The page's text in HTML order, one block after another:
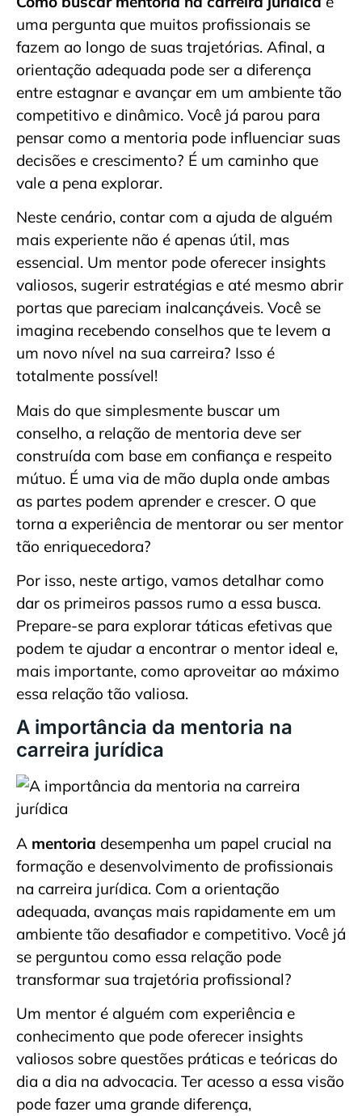
uma pergunta que muitos profissionais se
fazem ao longo de suas trajetórias. Afinal, a
orientação adequada pode ser a diferença
entre estagnar e avançar em um ambiente tão
competitivo e dinâmico. Você já parou para
pensar como a mentoria pode influenciar suas
decisões e crescimento? É um caminho que
vale a pena explorar.
Neste cenário, contar com a ajuda de alguém
mais experiente não é apenas útil, mas
essencial. Um mentor pode oferecer insights
valiosos, sugerir estratégias e até mesmo abrir
portas que pareciam inalcançáveis. Você se
imagina recebendo conselhos que te levem a
um novo nível na sua carreira? Isso é
totalmente possível!
Mais do que simplesmente buscar um
conselho, a relação de mentoria deve ser
construída com base em confiança e respeito
mútuo. É uma via de mão dupla onde ambas
as partes podem aprender e crescer. O que
torna a experiência de mentorar ou ser mentor
tão enriquecedora?
Por isso, neste artigo, vamos detalhar como
dar os primeiros passos rumo a essa busca.
Prepare-se para explorar táticas efetivas que
podem te ajudar a encontrar o mentor ideal e,
mais importante, como aproveitar ao máximo
essa relação tão valiosa.
A importância da mentoria na
carreira jurídica
A mentoria desempenha um papel crucial na
formação e desenvolvimento de profissionais
na carreira jurídica. Com a orientação
adequada, avanças mais rapidamente em um
ambiente tão desafiador e competitivo. Você já
se perguntou como essa relação pode
transformar sua trajetória profissional?
Um mentor é alguém com experiência e
conhecimento que pode oferecer insights
valiosos sobre questões práticas e teóricas do
dia a dia na advocacia. Ter acesso a essa visão
pode fazer uma grande diferença,